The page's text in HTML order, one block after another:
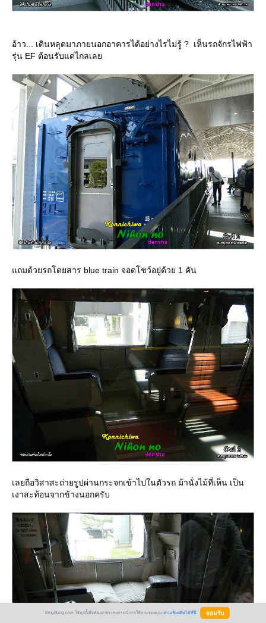
อ้าว... เดินหลุดมาภายนอกอาคารได้อย่างไรไม่รู้ ? เห็นรถจักรไฟฟ้า
รุ่น EF ต้อนรับแต่ไกลเล
ถมด้วยรถโดยสาร blue train จอดโชว์อยู่ด้วย 1 คัน
เลยถือวิสาสะถ่ายรูปผ่านกระจกเข้าไปในตัวรถ ม้านั่งไม้ที่เห็น เป็น
เงาสะท้อนจากข้างนอกครับ
BlogGang.com ใช้คุกกี้เพื่อพัฒนาประสบการณ์การใช้งานของคุณ อ่านเพิ่มเติมได้ที่นี่